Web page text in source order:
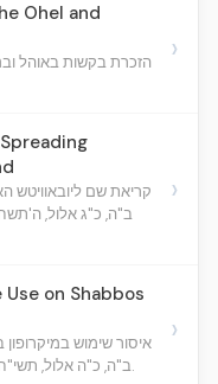
Ohel and
הזכרת בקשות באוהל
›
קריאת שם ליובאוויטש
ב"ה, כ"ג אלול,
›
on Shabbos
איסור שימוש
ב"ה, כ"ה אלול, תשי"ח ברוקלין.
›